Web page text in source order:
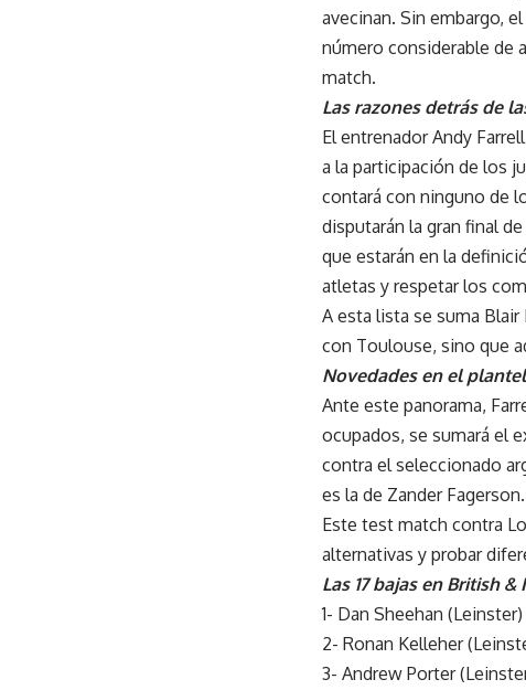
avecinan. Sin embargo,
número considerable de
match.
Las razones detrás de
El entrenador Andy
a la participación de los
contará con ninguno de
disputarán la gran final
que estarán en la
atletas y respetar los
A esta lista se suma
con Toulouse, sino que
Novedades en el plantel
Ante este panorama,
ocupados, se sumará el
contra el seleccionado
es la de Zander Fagerson.
Este test match contra
alternativas y probar
Las 17 bajas en British
1- Dan Sheehan (Leinster)
2- Ronan Kelleher
3- Andrew Porter